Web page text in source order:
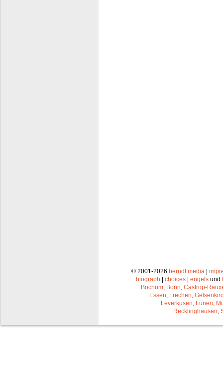
© 2001-2026 berndt media |
biograph | choices | engels und
Bochum Bonn Castrop-
Essen Frechen
Leverkusen Lünen
Recklinghausen